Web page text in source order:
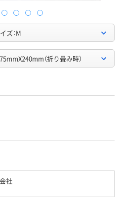
ズ：M
（折り畳み時）
社